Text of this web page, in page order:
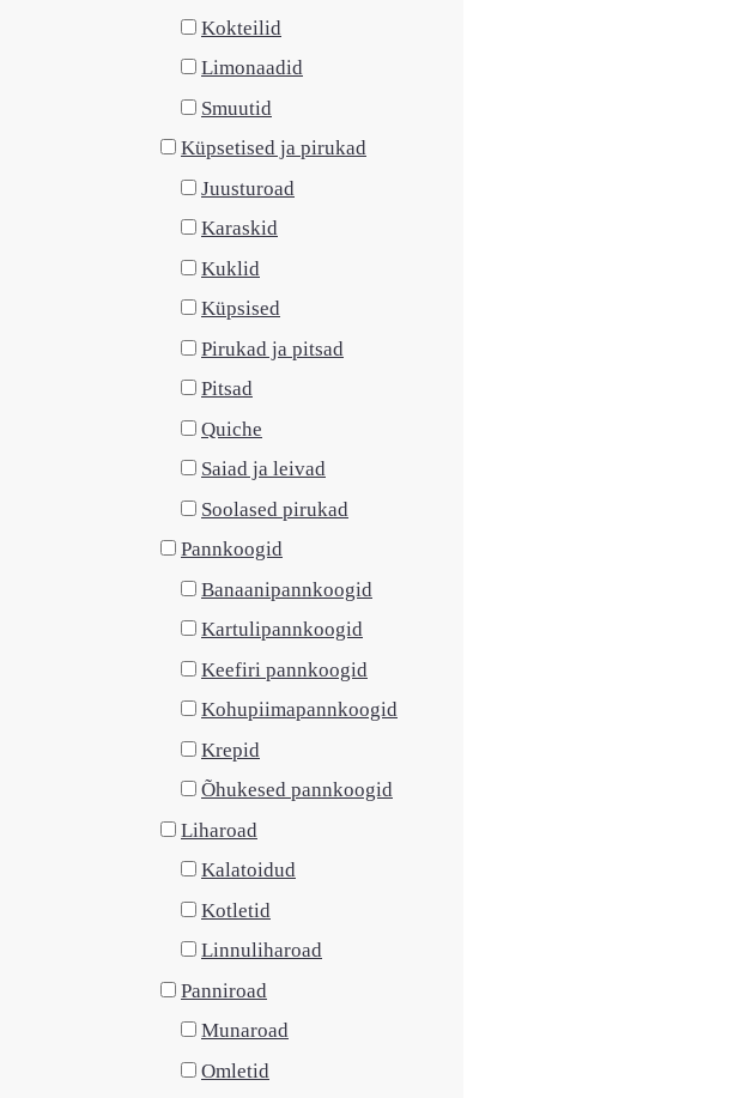
Kokteilid
Limonaadid
Smuutid
Küpsetised ja pirukad
Juusturoad
Karaskid
Kuklid
Küpsised
Pirukad ja pitsad
Pitsad
Quiche
Saiad ja leivad
Soolased pirukad
Pannkoogid
Banaanipannkoogid
Kartulipannkoogid
Keefiri pannkoogid
Kohupiimapannkoogid
Krepid
Õhukesed pannkoogid
Liharoad
Kalatoidud
Kotletid
Linnuliharoad
Panniroad
Munaroad
Omletid